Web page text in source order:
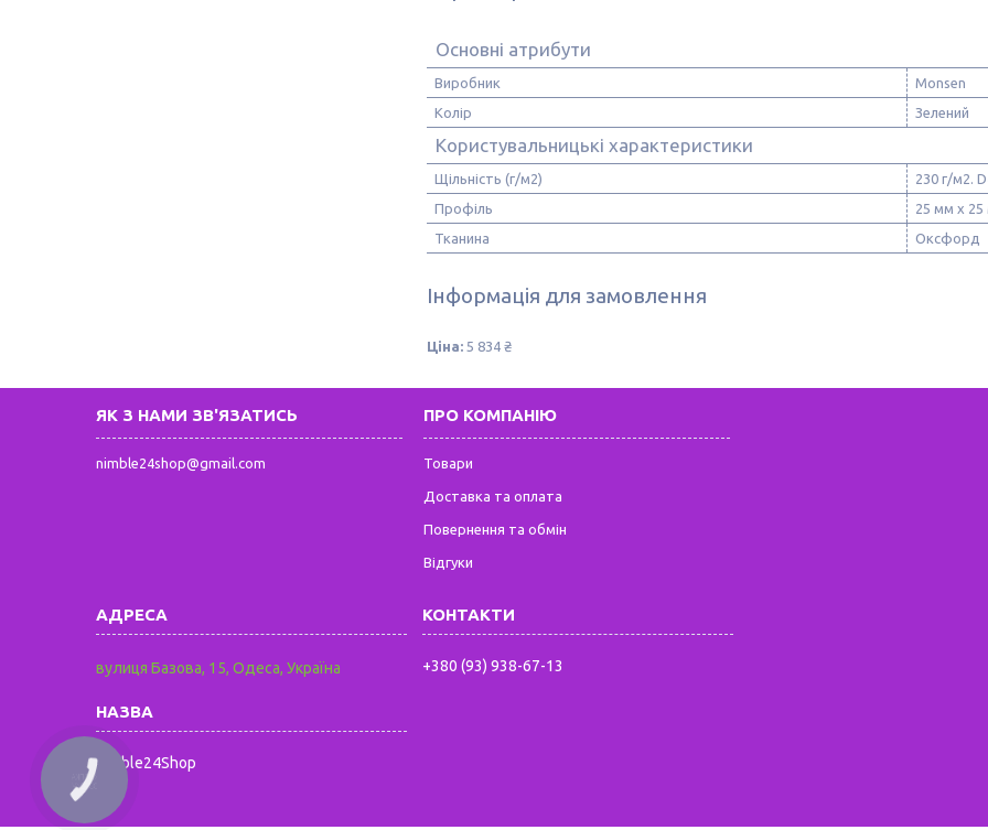
Основні атрибути
Виробник
Monsen
Колір
Зелений
Користувальницькі характеристики
Щільність (г/м2)
230 г/м2.
Профіль
25 мм х 25
Тканина
Оксфорд
Інформація для замовлення
Ціна: 5 834 ₴
ЯК З НАМИ ЗВ'ЯЗАТИСЬ
nimble24shop@gmail.com
ПРО КОМПАНІЮ
Товари
Доставка та оплата
Повернення та обмін
Відгуки
вулиця Базова, 15, Одеса, Україна
Nimble24Shop
+380 (93) 938-67-13
КНОПКА
ЗВ'ЯЗКУ